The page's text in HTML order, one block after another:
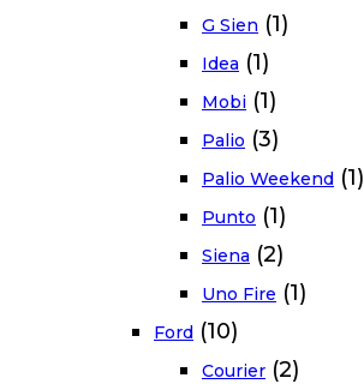
G Sien (1)
Idea (1)
Mobi (1)
Palio (3)
Palio Weekend (1)
Punto (1)
Siena (2)
Uno Fire (1)
Ford (10)
Courier (2)